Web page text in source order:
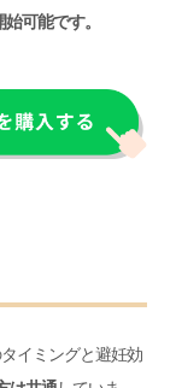
可能です。
イミングと避妊効